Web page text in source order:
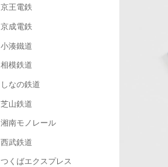
京王電鉄
京成電鉄
小湊鐵道
相模鉄道
しなの鉄道
芝山鉄道
湘南モノレール
西武鉄道
つくばエクスプレス